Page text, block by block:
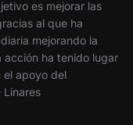
es mejorar las
al que ha
mejorando la
acción ha tenido lugar
el apoyo del
Linares